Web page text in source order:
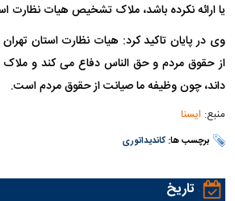
یا ارائه نکرده باشد، ملاک تشخیص هیات نظارت
وی در پایان تاکید کرد: هیات نظارت استان تهران
از حقوق مردم و حق الناس دفاع می کند و ملاک
داند، چون وظیفه ما صیانت از حقوق مردم است.
منبع: ایسنا
برچسب ها:کاندیداتوری
تاریخ